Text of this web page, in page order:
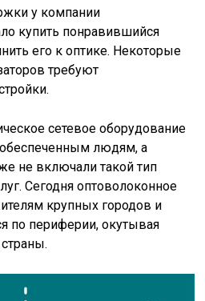
у компании
купить понравившийся
его к оптике. Некоторые
требуют
сетевое оборудование
людям, а
не включали такой тип
Сегодня оптоволоконное
крупных городов и
по периферии, окутывая